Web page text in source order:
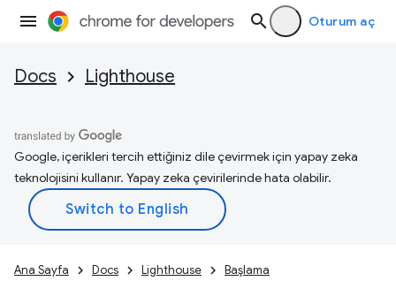
Oturum aç
Docs Lighthouse
Google, içerikleri tercih ettiğiniz dile çevirmek için yapay zeka
teknolojisini kullanır. Yapay zeka çevirilerinde hata olabilir.
Ana Sayfa Docs Lighthouse Başlama